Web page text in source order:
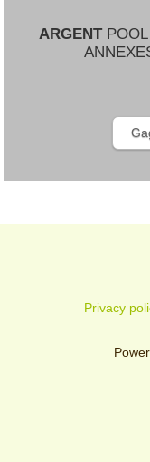
ARGENTPOOL
Privacy